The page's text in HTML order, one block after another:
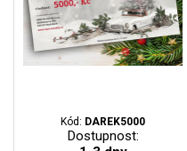
Kód: DAREK5000
Dostupnost: